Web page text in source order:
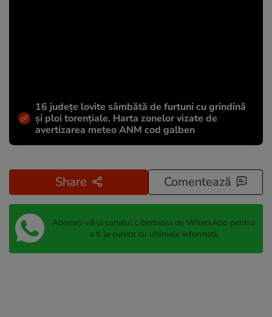
16 județe lovite sâmbătă de furtuni cu grindină
și ploi torențiale. Harta zonelor vizate de
avertizarea meteo ANM cod galben
Share Comentează
Abonați-vă la canalul Libertatea de WhatsApp pentru
a fi la curent cu ultimele informații